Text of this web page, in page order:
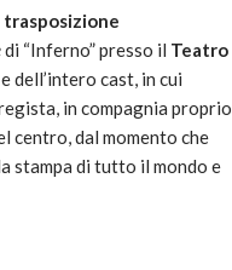
trasposizione
di “Inferno” presso il Teatro
dell’intero cast, in cui
in compagnia proprio
centro, dal momento che
stampa di tutto il mondo e